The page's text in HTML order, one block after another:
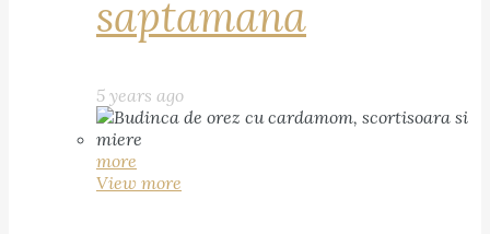
saptamana
5 years ago
more
View more